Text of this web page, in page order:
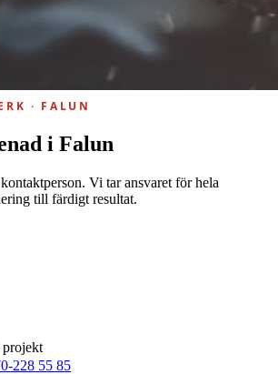
· FALUN
i Falun
Vi tar ansvaret för hela
till färdigt resultat.
projekt
228 55 85